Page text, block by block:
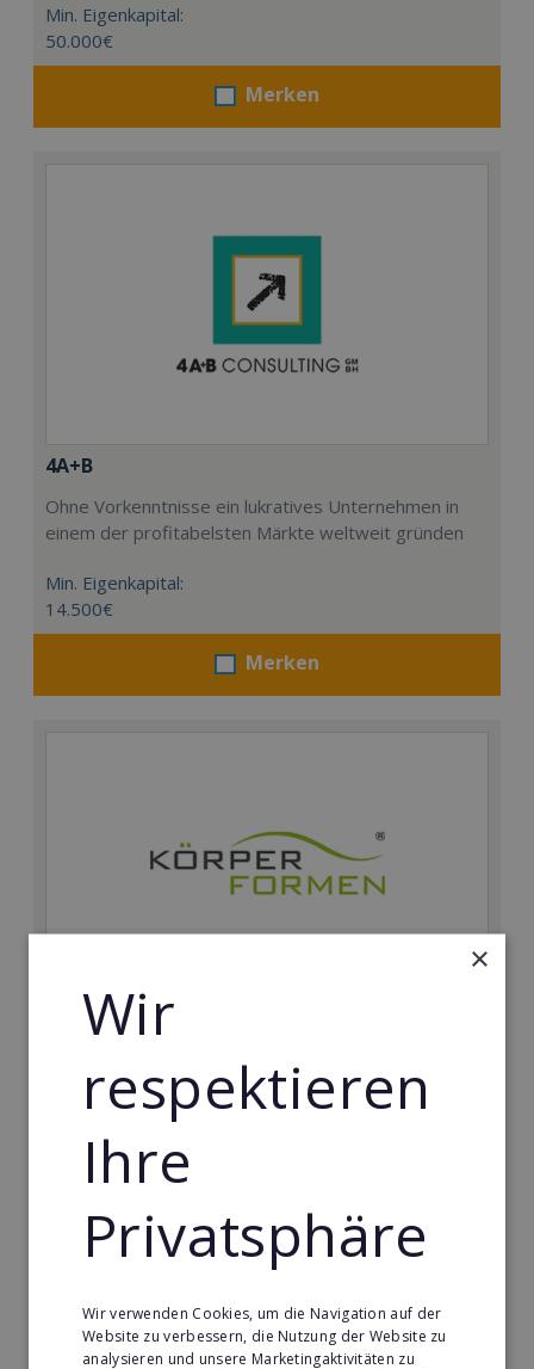
Min. Eigenkapital:
50.000€
Merken
4A+B
Ohne Vorkenntnisse ein lukratives Unternehmen in
einem der profitabelsten Märkte weltweit gründen
Min. Eigenkapital:
14.500€
Merken
Körperformen EMS
Körperformen - Erfolg mit medizinisch erprobtem
EMS-Equipment. Hier mehr erfahren
Min. Eigenkapital:
Merken
×
Wir
respektieren
Ihre
Privatsphäre
Wir verwenden Cookies, um die Navigation auf der
Website zu verbessern, die Nutzung der Website zu
analysieren und unsere Marketingaktivitäten zu